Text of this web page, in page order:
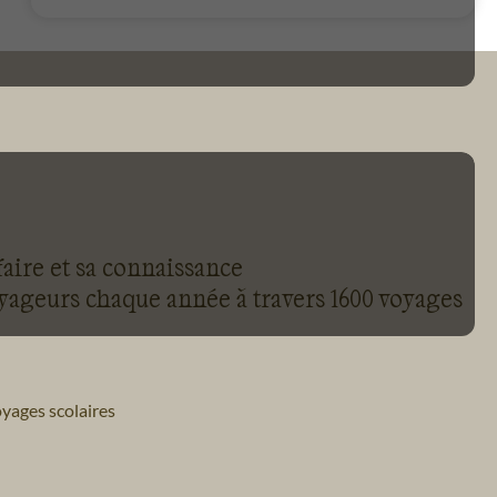
et sa connaissance
chaque année à travers 1600 voyages
scolaires